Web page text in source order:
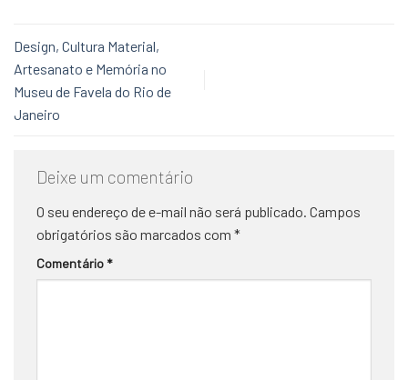
Design, Cultura Material,
Artesanato e Memória no
Museu de Favela do Rio de
Janeiro
Deixe um comentário
O seu endereço de e-mail não será publicado. Campos
obrigatórios são marcados com *
Comentário *